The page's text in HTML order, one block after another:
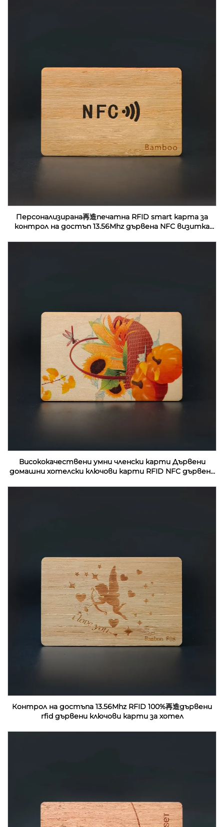
Персонализирана再造печатна RFID smart карта за
контрол на достъп 13.56Mhz дървена NFC визитка
Висококачествени умни членски карти Дървени
домашни хотелски ключови карти RFID NFC дървени
Контрол на достъпа 13.56Mhz RFID 100%再造дървени
rfid дървени ключови карти за хотел